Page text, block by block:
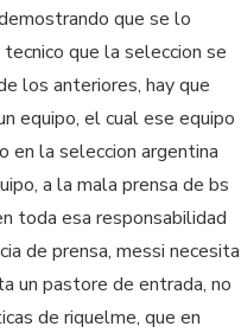
que se lo
que la seleccion se
los anteriores, hay que
equipo, el cual ese equipo
en la seleccion argentina
a la mala prensa de bs
toda esa responsabilidad
de prensa, messi necesita
un pastore de entrada, no
de riquelme, que en